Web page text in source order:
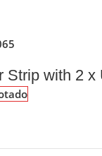
Strip with 2 x